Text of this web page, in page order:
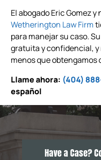
El abogado Eric Gomez
Wetherington Law Firm
para manejar su caso.
gratuita y confidencial,
menos que obtengamos
Llame ahora: (404)
español
Have a Case?